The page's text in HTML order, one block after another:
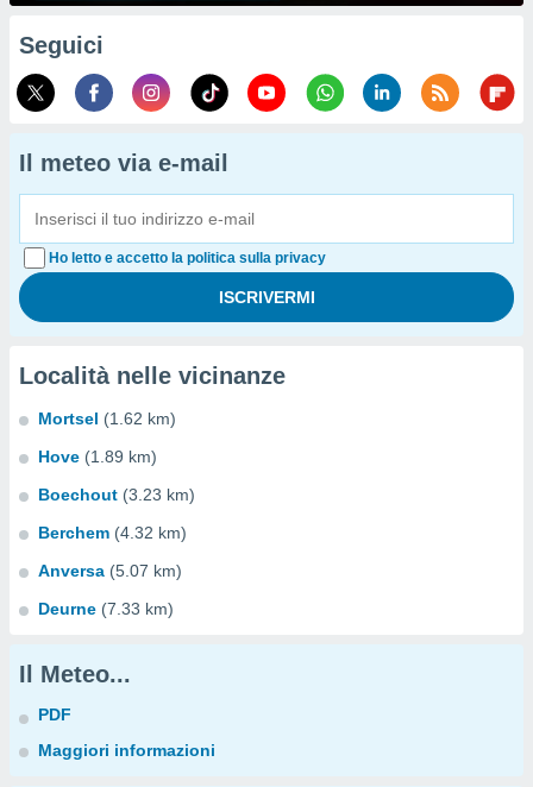
Seguici
Il meteo via e-mail
Ho letto e accetto la politica sulla privacy
Località nelle vicinanze
Mortsel (1.62 km)
Hove (1.89 km)
Boechout (3.23 km)
Berchem (4.32 km)
Anversa (5.07 km)
Deurne (7.33 km)
Il Meteo...
PDF
Maggiori informazioni